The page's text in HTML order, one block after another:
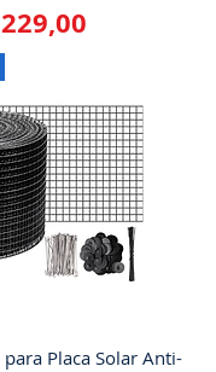
Placa Solar Anti-